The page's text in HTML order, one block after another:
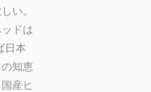
い。
ドは
日本
知恵
産ヒ